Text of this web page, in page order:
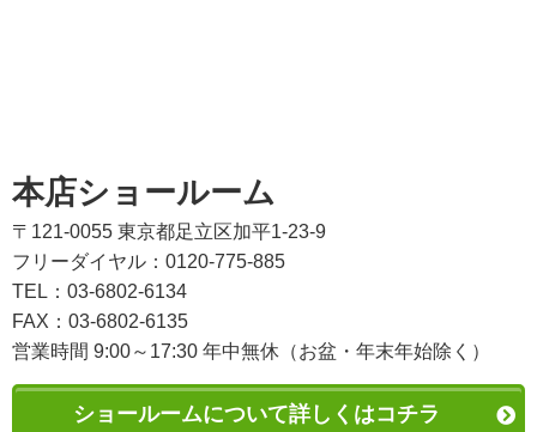
本店ショールーム
〒121-0055 東京都足立区加平1-23-9
フリーダイヤル：0120-775-885
TEL：03-6802-6134
FAX：03-6802-6135
営業時間 9:00～17:30 年中無休（お盆・年末年始除く）
ショールームについて詳しくはコチラ